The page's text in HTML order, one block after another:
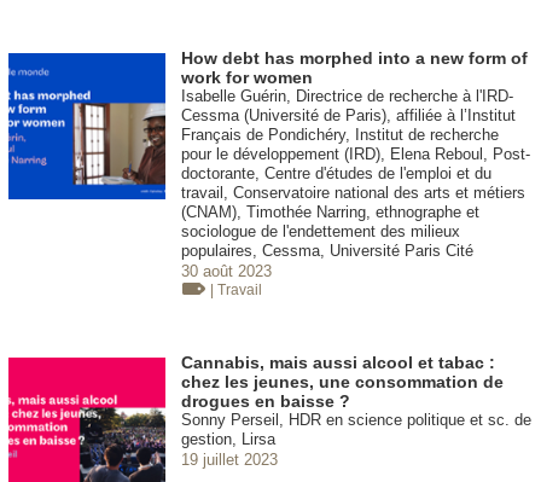
How debt has morphed into a new form of
work for women
Isabelle Guérin, Directrice de recherche à l'IRD-
Cessma (Université de Paris), affiliée à l’Institut
Français de Pondichéry, Institut de recherche
pour le développement (IRD), Elena Reboul, Post-
doctorante, Centre d'études de l'emploi et du
travail, Conservatoire national des arts et métiers
(CNAM), Timothée Narring, ethnographe et
sociologue de l'endettement des milieux
populaires, Cessma, Université Paris Cité
30 août 2023
| Travail
Cannabis, mais aussi alcool et tabac :
chez les jeunes, une consommation de
drogues en baisse ?
Sonny Perseil, HDR en science politique et sc. de
gestion, Lirsa
19 juillet 2023